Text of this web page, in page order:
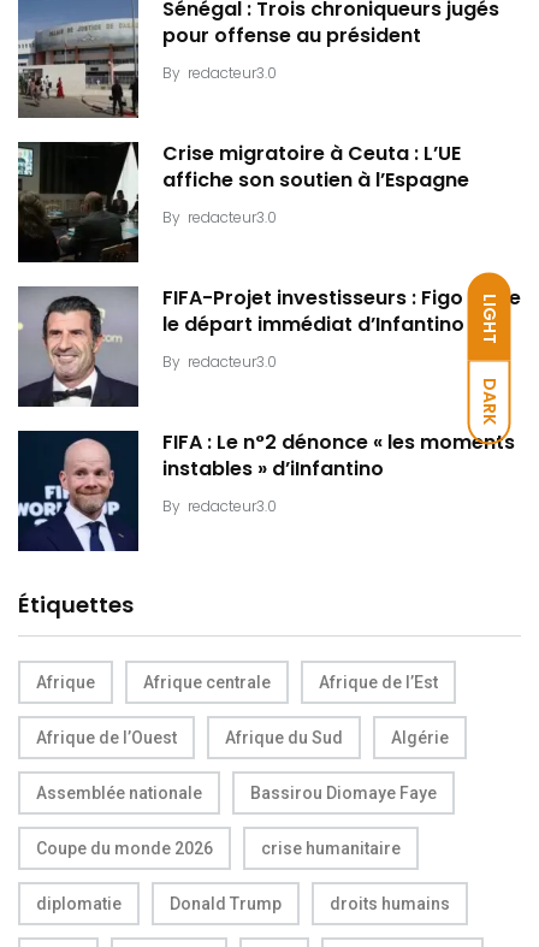
LIGHT
DARK
Sénégal : Trois chroniqueurs jugés
pour offense au président
By redacteur3.0
Crise migratoire à Ceuta : L’UE
affiche son soutien à l’Espagne
By redacteur3.0
FIFA-Projet investisseurs : Figo exige
le départ immédiat d’Infantino
By redacteur3.0
FIFA : Le n°2 dénonce « les moments
instables » d’iInfantino
By redacteur3.0
Étiquettes
Afrique Afrique centrale Afrique de l’Est
Afrique de l’Ouest Afrique du Sud Algérie
Assemblée nationale Bassirou Diomaye Faye
Coupe du monde 2026 crise humanitaire
diplomatie Donald Trump droits humains